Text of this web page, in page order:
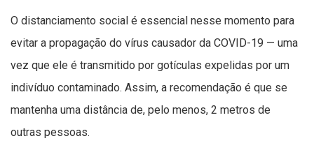
O distanciamento social é essencial nesse momento para
evitar a propagação do vírus causador da COVID-19 — uma
vez que ele é transmitido por gotículas expelidas por um
indivíduo contaminado. Assim, a recomendação é que se
mantenha uma distância de, pelo menos, 2 metros de
outras pessoas.